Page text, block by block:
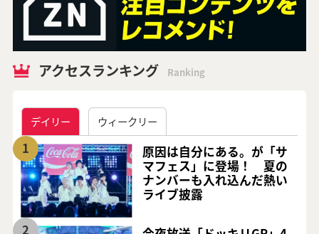
アクセスランキング Ranking
デイリー ウィークリー
1
原因は自分にある。が「サ
マフェス」に登場！ 夏の
ナンバーも入れ込んだ熱い
ライブ披露
2